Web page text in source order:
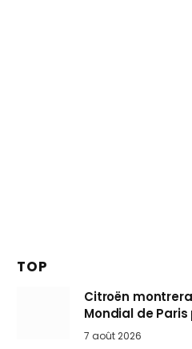
TOP
Citroën
Mondial de
Mini désertent le
7 août 2026